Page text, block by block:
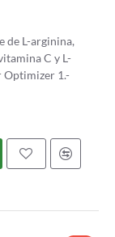
de L-arginina,
C y L-